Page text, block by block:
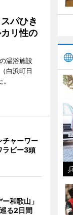
パひき
リ性の
温浴施設
白浜町日
チャーワー
ラビー3頭
和歌山」
る2日間